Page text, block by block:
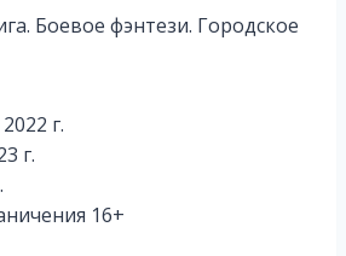
Боевое фэнтези. Городское
г.
г.
16+